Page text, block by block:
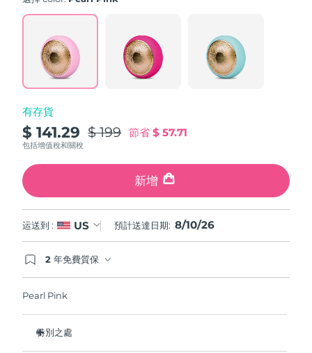
Read
Reviews.
Same
page
有存貨
$ 141.29 $ 199 節省$ 57.71
包括增值稅和關稅
新增
运送到 : US 預計送達日期: 8/10/26
2 年免費質保
Pearl Pink
特別之處
斯洛伐克
斯洛維尼亞 預計送達日期
預計送達日期
南韓
西班牙
瑞典 8/9/26
瑞士 預計送達日期8/9/26
台灣 預計送達日期8/14/26
泰國 預計送達日期8/13/26
阿拉伯聯合大公國